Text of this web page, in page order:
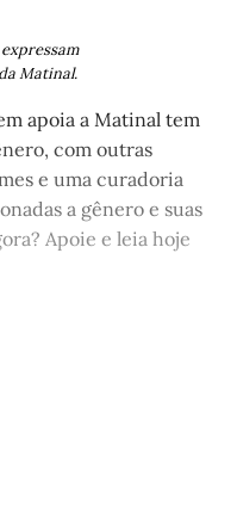
Matinal.
apoia a Matinal tem
com outras
e uma curadoria
a gênero e suas
Apoie e leia hoje